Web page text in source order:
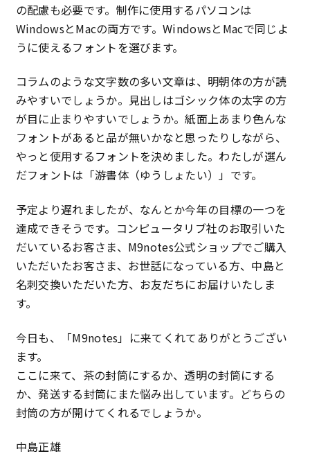
の配慮も必要です。制作に使用するパソコンは
WindowsとMacの両方です。WindowsとMacで同じよ
うに使えるフォントを選びます。
コラムのような文字数の多い文章は、明朝体の方が読
みやすいでしょうか。見出しはゴシック体の太字の方
が目に止まりやすいでしょうか。紙面上あまり色んな
フォントがあると品が無いかなと思ったりしながら、
やっと使用するフォントを決めました。わたしが選ん
だフォントは「游書体（ゆうしょたい）」です。
予定より遅れましたが、なんとか今年の目標の一つを
達成できそうです。コンピュータリブ社のお取引いた
だいているお客さま、M9notes公式ショップでご購入
いただいたお客さま、お世話になっている方、中島と
名刺交換いただいた方、お友だちにお届けいたしま
す。
今日も、「M9notes」に来てくれてありがとうござい
ます。
ここに来て、茶の封筒にするか、透明の封筒にする
か、発送する封筒にまた悩み出しています。どちらの
封筒の方が開けてくれるでしょうか。
中島正雄